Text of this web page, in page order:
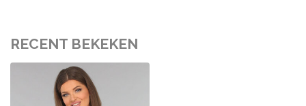
RECENT BEKEKEN